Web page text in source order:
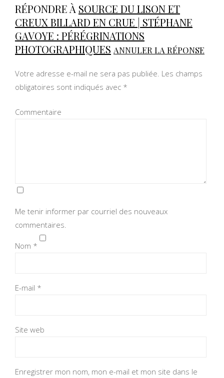
RÉPONDRE À SOURCE DU LISON ET
CREUX BILLARD EN CRUE | STÉPHANE
GAVOYE : PÉRÉGRINATIONS
PHOTOGRAPHIQUES ANNULER LA RÉPONSE
Votre adresse e-mail ne sera pas publiée. Les champs
obligatoires sont indiqués avec *
Commentaire
Me tenir informer par courriel des nouveaux
commentaires.
Nom *
E-mail *
Site web
Enregistrer mon nom, mon e-mail et mon site dans le